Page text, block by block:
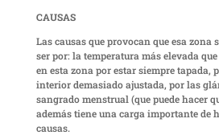
CAUSAS
Las causas que provocan que esa zona
ser por: la temperatura más elevada
en esta zona por estar siempre tapada,
interior demasiado ajustada, por las
sangrado menstrual (que puede hacer
además tiene una carga importante de
causas.